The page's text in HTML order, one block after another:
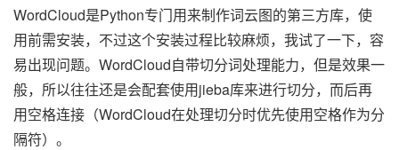
WordCloud是Python专门用来制作词云图的第三方库，使
用前需安装，不过这个安装过程比较麻烦，我试了一下，容
易出现问题。WordCloud自带切分词处理能力，但是效果一
般，所以往往还是会配套使用jieba库来进行切分，而后再
用空格连接（WordCloud在处理切分时优先使用空格作为分
隔符）。